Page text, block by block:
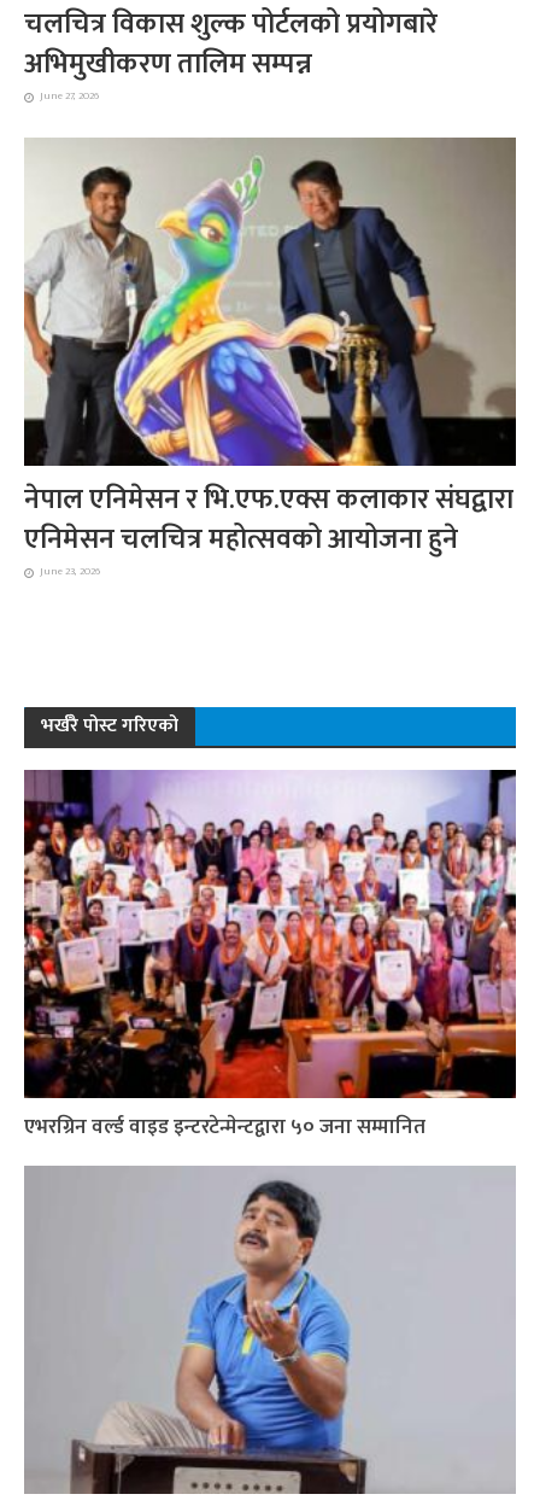
चलचित्र विकास शुल्क पोर्टलको प्रयोगबारे
अभिमुखीकरण तालिम सम्पन्न
June 27, 2026
नेपाल एनिमेसन र भि.एफ.एक्स कलाकार संघद्वारा
एनिमेसन चलचित्र महोत्सवको आयोजना हुने
June 23, 2026
भर्खरै पोस्ट गरिएको
एभरग्रिन वर्ल्ड वाइड इन्टरटेन्मेन्टद्वारा ५० जना सम्मानित